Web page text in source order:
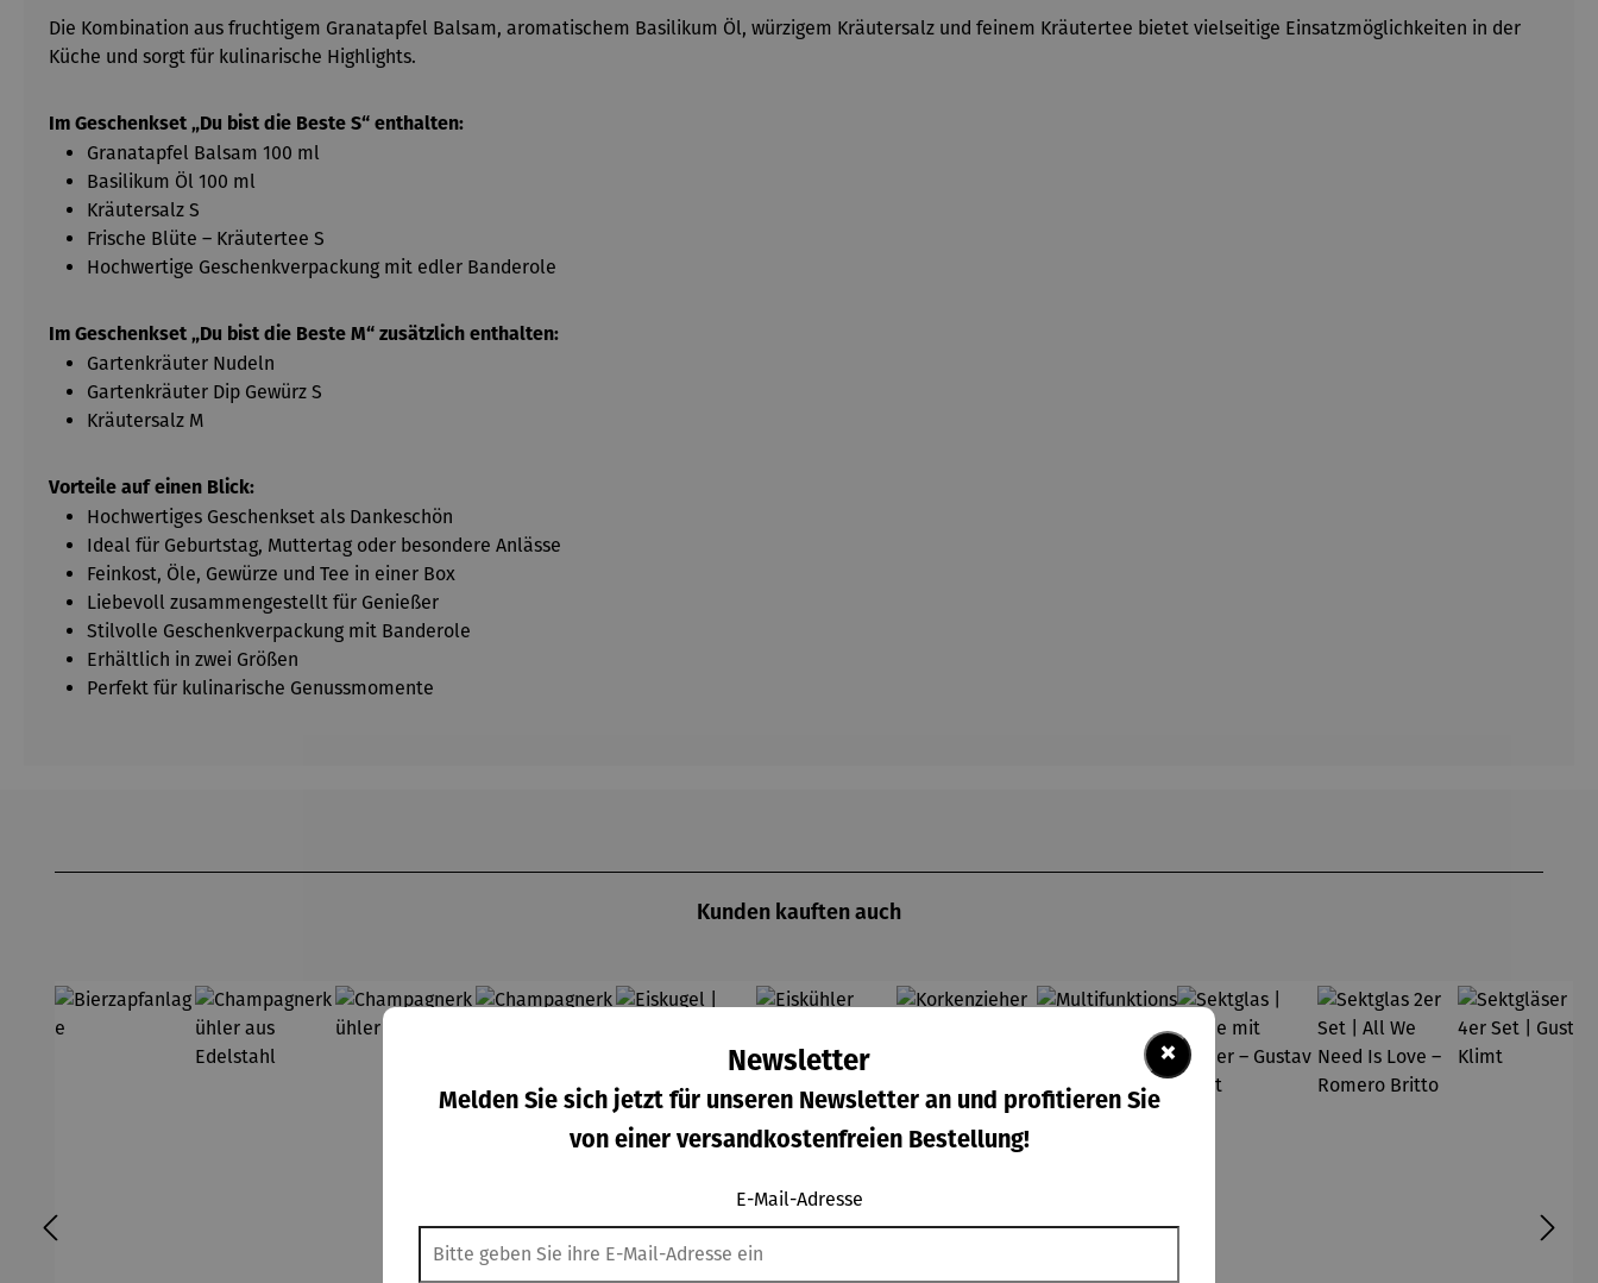
Die Kombination aus fruchtigem Granatapfel Balsam, aromatischem Basilikum Öl, würzigem Kräutersalz und feinem Kräutertee bietet vielseitige Einsatzmöglichkeiten in der
Küche und sorgt für kulinarische Highlights.
Im Geschenkset „Du bist die Beste S“ enthalten:
Granatapfel Balsam 100 ml
Basilikum Öl 100 ml
Kräutersalz S
Frische Blüte – Kräutertee S
Hochwertige Geschenkverpackung mit edler Banderole
Im Geschenkset „Du bist die Beste M“ zusätzlich enthalten:
Gartenkräuter Nudeln
Gartenkräuter Dip Gewürz S
Kräutersalz M
Vorteile auf einen Blick:
Hochwertiges Geschenkset als Dankeschön
Ideal für Geburtstag, Muttertag oder besondere Anlässe
Feinkost, Öle, Gewürze und Tee in einer Box
Liebevoll zusammengestellt für Genießer
Stilvolle Geschenkverpackung mit Banderole
Erhältlich in zwei Größen
Perfekt für kulinarische Genussmomente
Kunden kauften auch
×
Newsletter
Melden Sie sich jetzt für unseren Newsletter an und profitieren Sie
von einer versandkostenfreien Bestellung!
E-Mail-Adresse